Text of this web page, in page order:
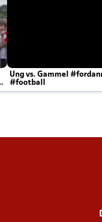
Ung vs. Gammel
#football